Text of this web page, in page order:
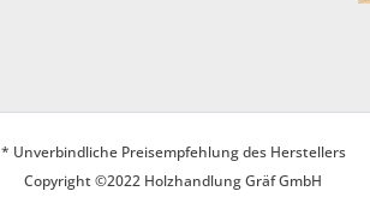
* Unverbindliche Preisempfehlung des Herstellers
Copyright ©2022 Holzhandlung Gräf GmbH